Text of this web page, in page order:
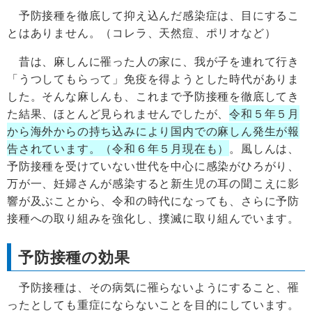
予防接種を徹底して抑え込んだ感染症は、目にするこ
とはありません。（コレラ、天然痘、ポリオなど）
昔は、麻しんに罹った人の家に、我が子を連れて行き
「うつしてもらって」免疫を得ようとした時代がありま
した。そんな麻しんも、これまで予防接種を徹底してき
た結果、ほとんど見られませんでしたが、令和５年５月
から海外からの持ち込みにより国内での麻しん発生が報
告されています。（令和６年５月現在も） 。風しんは、
予防接種を受けていない世代を中心に感染がひろがり、
万が一、妊婦さんが感染すると新生児の耳の聞こえに影
響が及ぶことから、令和の時代になっても、さらに予防
接種への取り組みを強化し、撲滅に取り組んでいます。
予防接種の効果
予防接種は、その病気に罹らないようにすること、罹
ったとしても重症にならないことを目的にしています。